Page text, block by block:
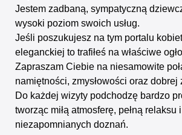
Jestem zadbaną, sympatyczną
wysoki poziom swoich usług.
Jeśli poszukujesz na tym portalu
eleganckiej to trafiłeś na właściwe
Zapraszam Ciebie na niesamowite
namiętności, zmysłowości oraz dobrej
Do każdej wizyty podchodzę bardzo
tworząc miłą atmosferę, pełną relaksu i
niezapomnianych doznań.